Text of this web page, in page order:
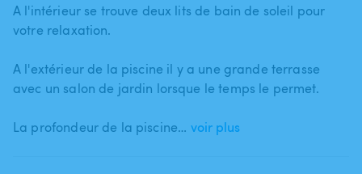
A l'intérieur se trouve deux lits de bain de soleil pour
votre relaxation.
A l'extérieur de la piscine il y a une grande terrasse
avec un salon de jardin lorsque le temps le permet.
La profondeur de la piscine… voir plus